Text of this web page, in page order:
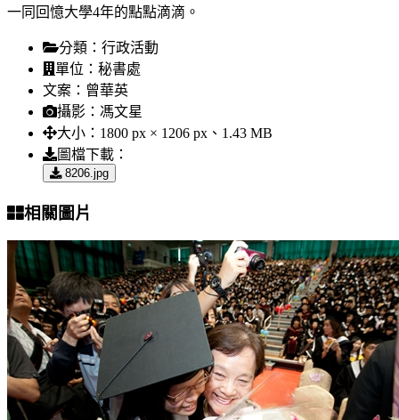
一同回憶大學4年的點點滴滴。
分類： 行政活動
單位： 秘書處
文案： 曾華英
攝影： 馮文星
大小： 1800 px × 1206 px、1.43 MB
圖檔下載：
8206.jpg
相關圖片